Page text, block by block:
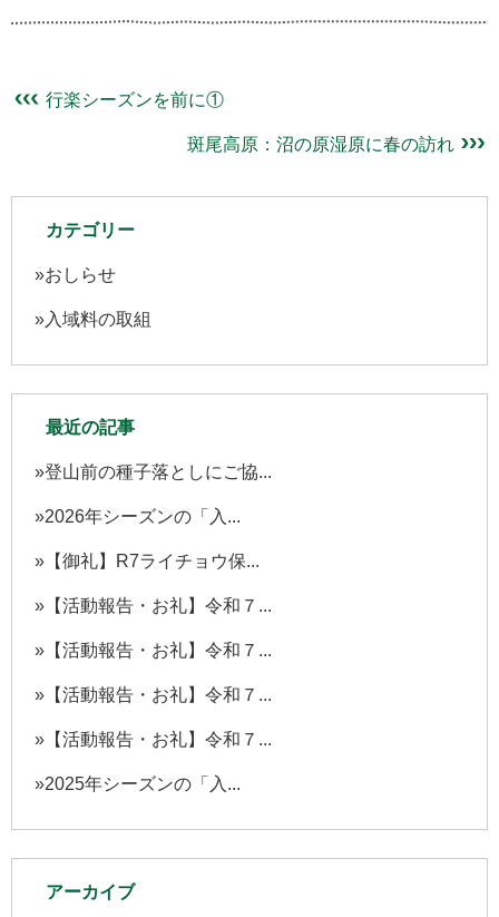
行楽シーズンを前に①
斑尾高原：沼の原湿原に春の訪れ
カテゴリー
おしらせ
入域料の取組
最近の記事
登山前の種子落としにご協...
2026年シーズンの「入...
【御礼】R7ライチョウ保...
【活動報告・お礼】令和７...
【活動報告・お礼】令和７...
【活動報告・お礼】令和７...
【活動報告・お礼】令和７...
2025年シーズンの「入...
アーカイブ